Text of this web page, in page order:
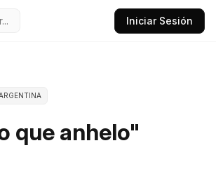
Iniciar Sesión
que anhelo"